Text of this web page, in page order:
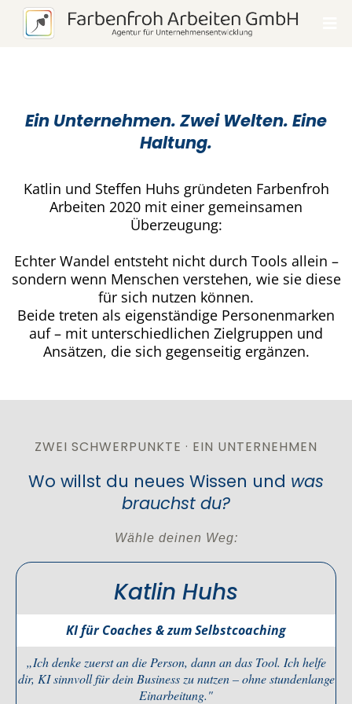
Ein Unternehmen. Zwei Welten. Eine
Haltung.
Katlin und Steffen Huhs gründeten Farbenfroh
Arbeiten 2020 mit einer gemeinsamen
Überzeugung:
Echter Wandel entsteht nicht durch Tools allein –
sondern wenn Menschen verstehen, wie sie diese
für sich nutzen können.
Beide treten als eigenständige Personenmarken
auf – mit unterschiedlichen Zielgruppen und
Ansätzen, die sich gegenseitig ergänzen.
ZWEI SCHWERPUNKTE · EIN UNTERNEHMEN
Wo willst du neues Wissen und was
brauchst du?
Wähle deinen Weg:
Katlin Huhs
KI für Coaches & zum Selbstcoaching
„Ich denke zuerst an die Person, dann an das Tool. Ich helfe
dir, KI sinnvoll für dein Business zu nutzen – ohne stundenlange
Einarbeitung."